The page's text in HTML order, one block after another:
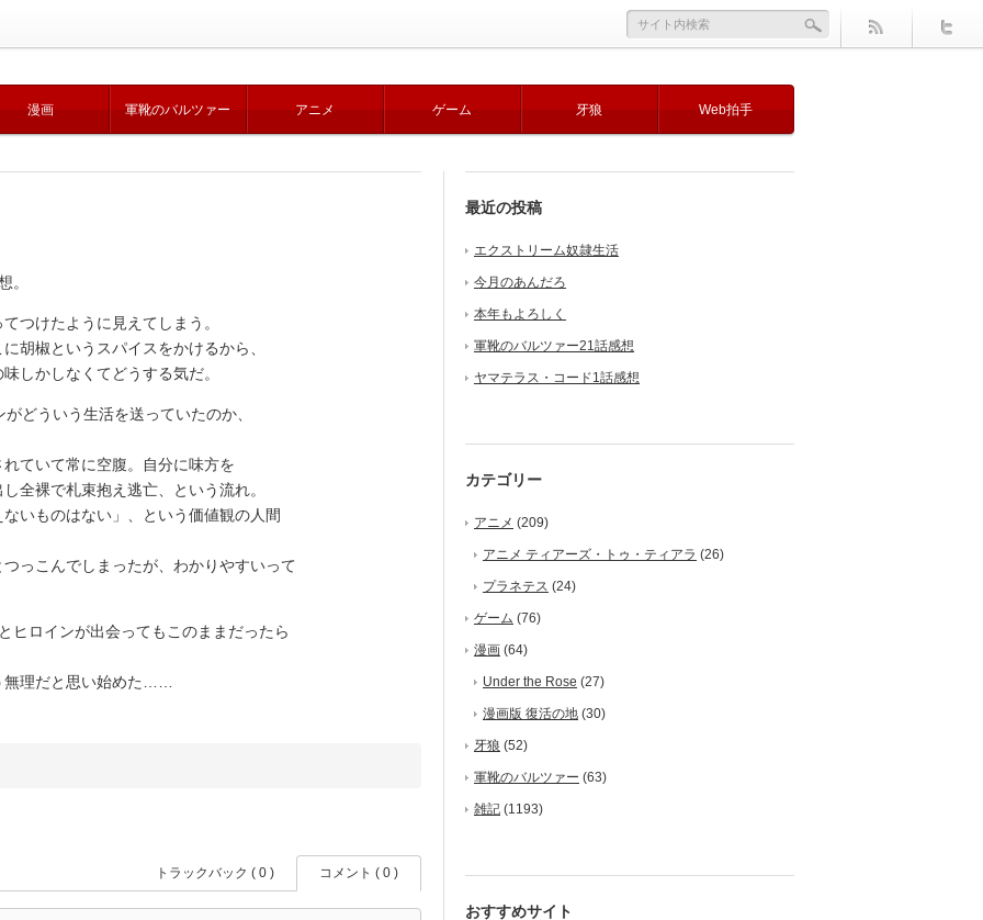
漫画 軍靴のバルツァー アニメ ゲーム 牙狼 Web拍手
。
つけたように見えてしまう。
胡椒というスパイスをかけるから、
しかしなくてどうする気だ。
どういう生活を送っていたのか、
ていて常に空腹。自分に味方を
全裸で札束抱え逃亡、という流れ。
いものはない」、という価値観の人間
っこんでしまったが、わかりやすいって
ロインが出会ってもこのままだったら
理だと思い始めた……
トラックバック ( 0 ) コメント ( 0 )
最近の投稿
エクストリーム奴隷生活
今月のあんだろ
本年もよろしく
軍靴のバルツァー21話感想
ヤマテラス・コード1話感想
カテゴリー
アニメ (209)
アニメ ティアーズ・トゥ・ティアラ (26)
プラネテス (24)
ゲーム (76)
漫画 (64)
Under the Rose (27)
漫画版 復活の地 (30)
牙狼 (52)
軍靴のバルツァー (63)
雑記 (1193)
おすすめサイト